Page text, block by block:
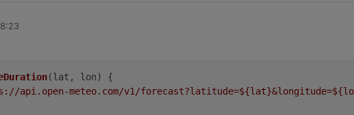
(lat, lon) {
api.open-meteo.com/v1/forecast?latitude=${lat}&longitude=